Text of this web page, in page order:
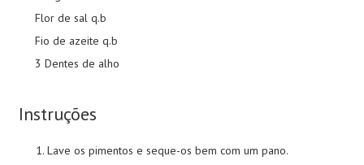
Flor de sal q.b
Fio de azeite q.b
3 Dentes de alho
Instruções
Lave os pimentos e seque-os bem com um pano.